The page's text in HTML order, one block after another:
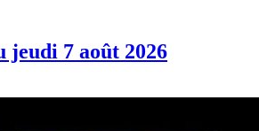
jeudi 7 août 2026